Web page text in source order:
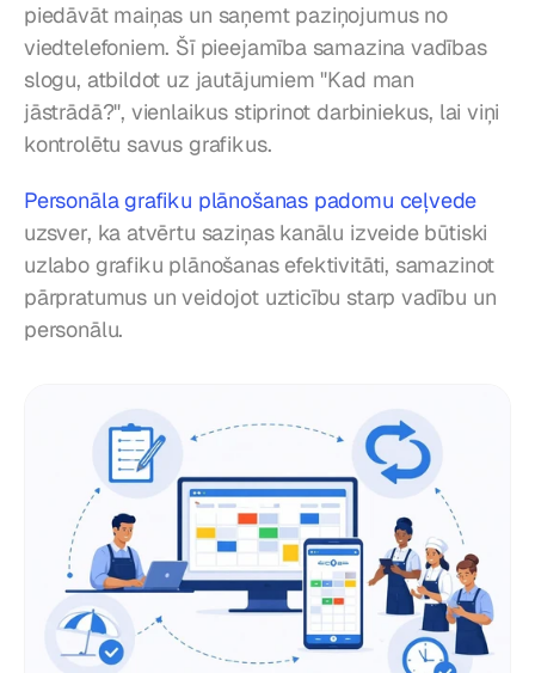
piedāvāt maiņas un saņemt paziņojumus no
viedtelefoniem. Šī pieejamība samazina vadības
slogu, atbildot uz jautājumiem "Kad man
jāstrādā?", vienlaikus stiprinot darbiniekus, lai viņi
kontrolētu savus grafikus.
Personāla grafiku plānošanas padomu ceļvede
uzsver, ka atvērtu saziņas kanālu izveide būtiski
uzlabo grafiku plānošanas efektivitāti, samazinot
pārpratumus un veidojot uzticību starp vadību un
personālu.